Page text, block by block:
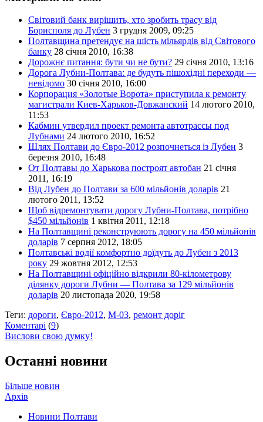
Світовий банк вирішить, хто зробить трасу від
Борисполя до Лубен 3 грудня 2009, 09:25
Полтавщина претендує на шість мільярдів від Світового
банку 28 січня 2010, 16:38
Дорожнє питання: бути чи не бути? 29 січня 2010, 13:16
Дорога Лубни-Полтава: де будуть пішохідні переходи —
невідомо 30 січня 2010, 16:00
Корпорация «Золотые Ворота» приступила к ремонту
магистрали Киев-Харьков-Довжанский 14 лютого 2010,
11:53
Кабмин утвердил проект ремонта автотрассы под
Лубнами 24 лютого 2010, 16:52
Шлях Полтави до Євро-2012 розпочнеться із Лубен 3
березня 2010, 16:48
От Полтавы до Харькова построят автобан 21 січня
2011, 16:19
Від Лубен до Полтави за 600 мільйонів доларів 21
лютого 2011, 13:52
Щоб відремонтувати дорогу Лубни-Полтава, потрібно
$450 мільйонів 1 квітня 2011, 12:18
На Полтавщині реконструюють дорогу на 450 мільйонів
доларів 7 серпня 2012, 18:05
Полтавські водії комфортно доїдуть до Лубен з 2013
року 29 жовтня 2012, 12:53
На Полтавщині офіційно відкрили 80-кілометрову
ділянку дороги Лубни — Полтава за 129 мільйонів
доларів 20 листопада 2020, 19:58
Теги: дороги, Євро-2012, М-03, ремонт доріг
Коментарі (9)
Вислови свою думку!
Останні новини
Більше новин
Архів
Новини Полтави